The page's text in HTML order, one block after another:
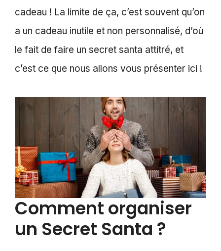
cadeau ! La limite de ça, c’est souvent qu’on
a un cadeau inutile et non personnalisé, d’où
le fait de faire un secret santa attitré, et
c’est ce que nous allons vous présenter ici !
Comment organiser
un Secret Santa ?